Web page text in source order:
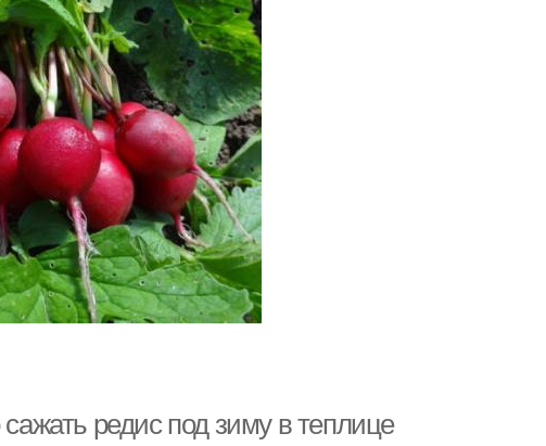
редис под зиму в теплице